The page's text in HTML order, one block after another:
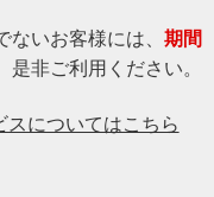
いお客様には、 期間
非ご利用ください。
についてはこちら